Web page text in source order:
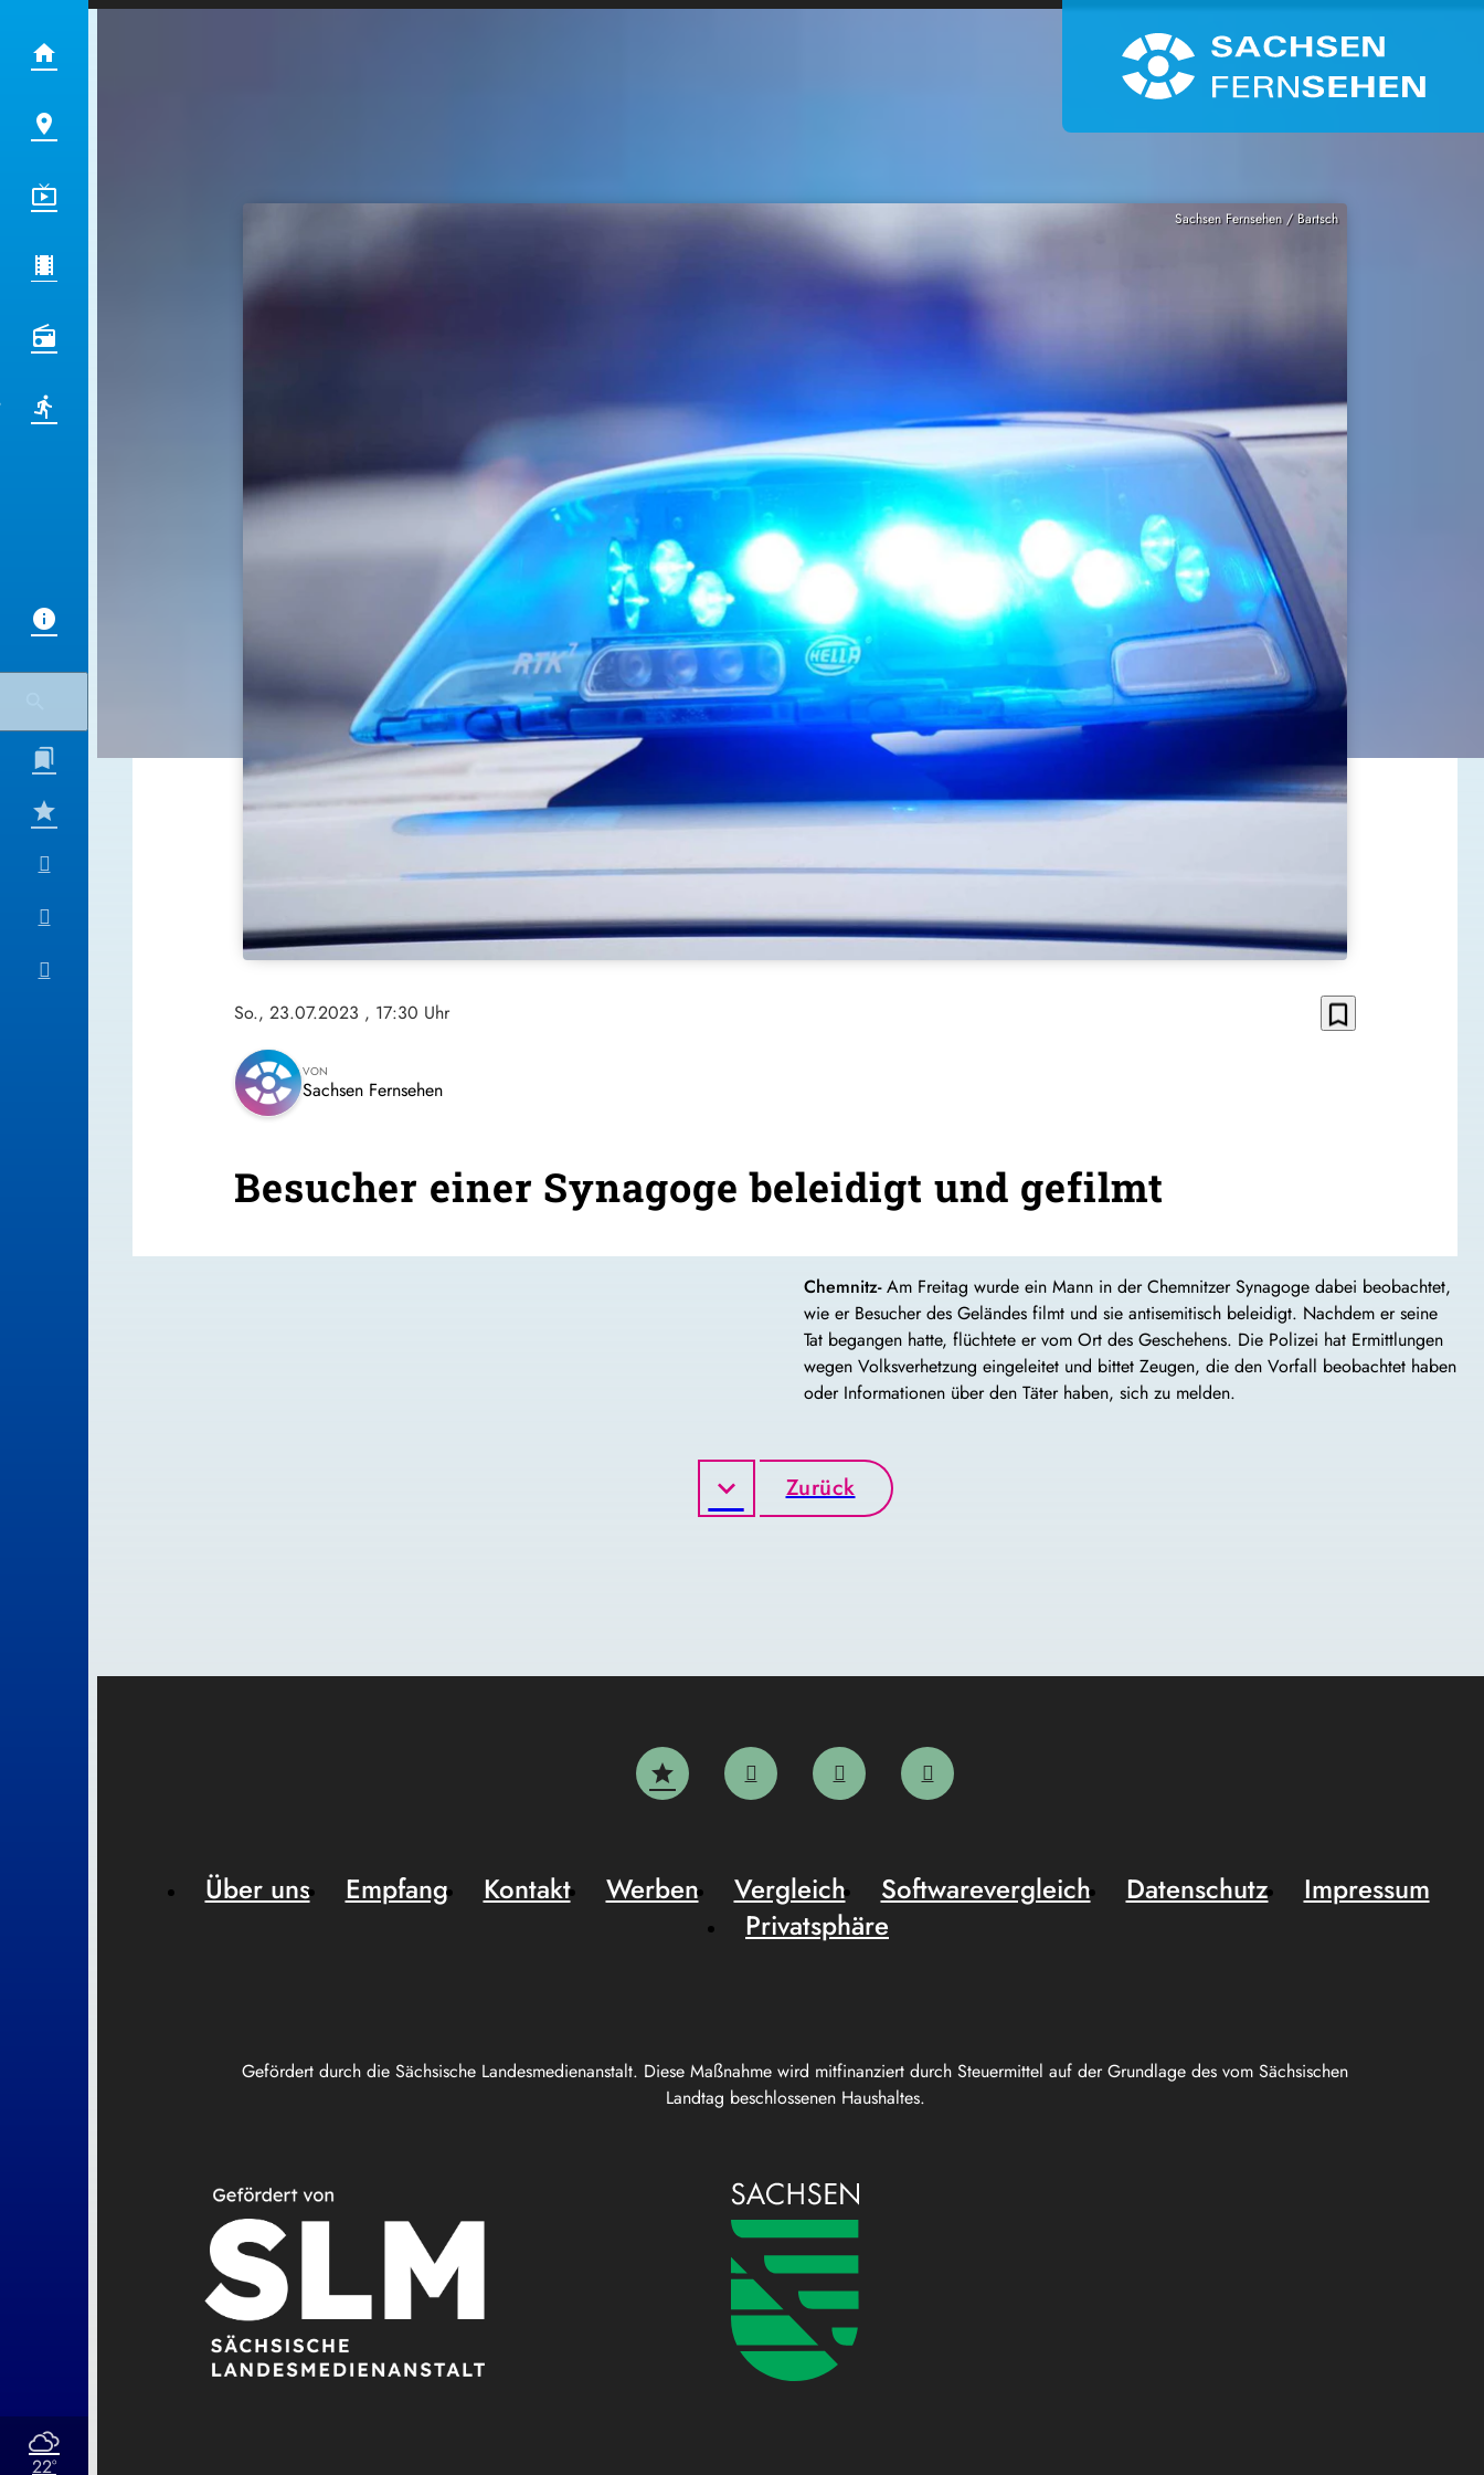
22°
Sachsen Fernsehen / Bartsch
So., 23.07.2023 , 17:30 Uhr bookmark_border
VON
Sachsen Fernsehen
Besucher einer Synagoge beleidigt und gefilmt
Chemnitz-Am Freitag wurde ein Mann in der Chemnitzer Synagoge dabei beobachtet,
wie er Besucher des Geländes filmt und sie antisemitisch beleidigt. Nachdem er seine
Tat begangen hatte, flüchtete er vom Ort des Geschehens. Die Polizei hat Ermittlungen
wegen Volksverhetzung eingeleitet und bittet Zeugen, die den Vorfall beobachtet haben
oder Informationen über den Täter haben, sich zu melden.
Zurück
Gefördert durch die Sächsische Landesmedienanstalt. Diese Maßnahme wird mitfinanziert durch Steuermittel auf der Grundlage des vom Sächsischen
Landtag beschlossenen Haushaltes.
Über uns Empfang Kontakt Werben Vergleich Softwarevergleich Datenschutz
Impressum
Privatsphäre